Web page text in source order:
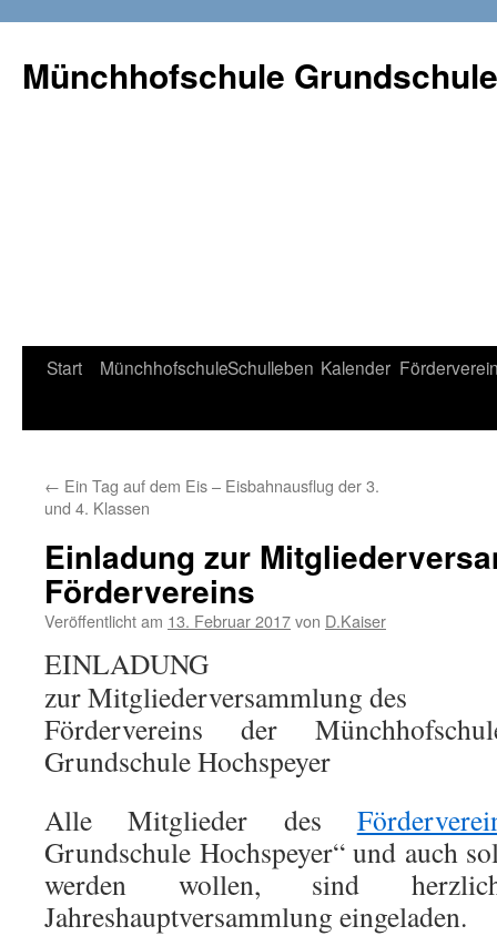
Münchhofschule
Weiter
Start MünchhofschuleSchulleben Kalender
← Ein Tag auf dem Eis – Eisbahnausflug der 3.
und 4. Klassen
Einladung zur
Fördervereins
Veröffentlicht am 13. Februar 2017von D.Kaiser
EINLADUNG
zur Mitgliederversammlung des
Fördervereins der
Grundschule Hochspeyer
Alle Mitglieder des
Grundschule Hochspeyer“ und auch
werden wollen, sind
Jahreshauptversammlung eingeladen.